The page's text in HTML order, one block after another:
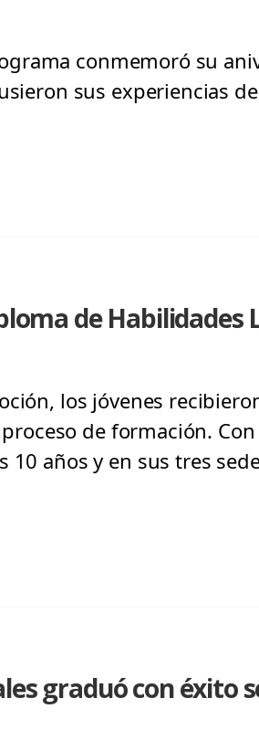
conmemoró su
sus experiencias
de Habilidades
los jóvenes
de formación. Con
años y en sus tres
graduó con éxito